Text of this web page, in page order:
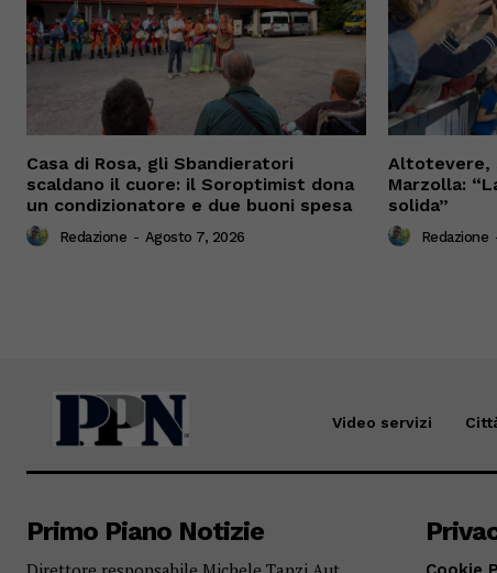
Casa di Rosa, gli Sbandieratori
scaldano il cuore: il Soroptimist dona
un condizionatore e due buoni spesa
Redazione - Agosto 7, 2026
Altotevere,
Marzolla:
solida”
Redazione
Video servizi
Primo Piano Notizie